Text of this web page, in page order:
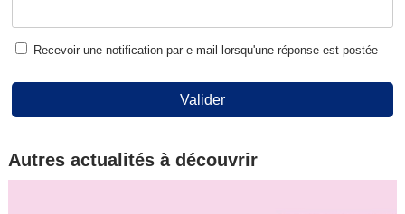
Recevoir une notification par e-mail lorsqu'une réponse est postée
Valider
Autres actualités à découvrir